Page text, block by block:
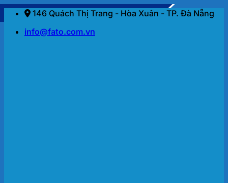
qua
146 Quách Thị Trang - Hòa Xuân - TP. Đà Nẵng
info@fato.com.vn